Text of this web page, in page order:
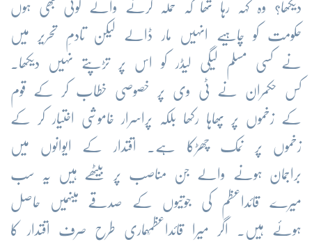
دیکھا؟ وہ کہہ رہا تھا کہ حملہ کرنے والے کوئی بھی ہوں
حکومت کو چاہیے انہیں مار ڈالے لیکن تادمِ تحریر میں
نے کسی مسلم لیگی لیڈر کو اس پر تڑپتے نہیں دیکھا۔
کس حکمران نے ٹی وی پر خصوصی خطاب کر کے قوم
کے زخموں پر پھاہا رکھا بلکہ پراسرار خاموشی اختیار کر کے
زخموں پر نمک چھڑکا ہے۔ اقتدار کے ایوانوں میں
براجمان ہونے والے جن مناصب پر بیٹھے ہیں یہ سب
میرے قائداعظم کی جوتیوں کے صدقے میںہمیں حاصل
ہوئے ہیں۔ اگر میرا قائداعظمؒہماری طرح صرف اقتدار کا